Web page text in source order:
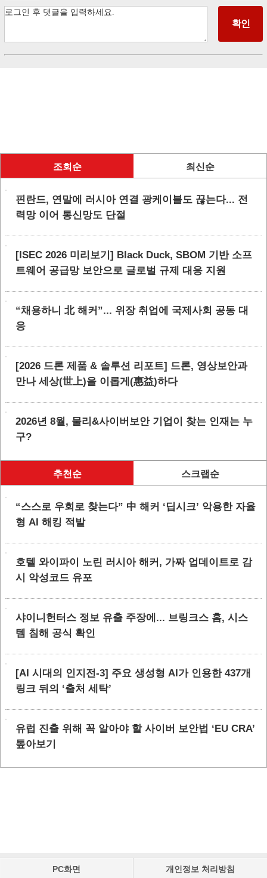
조회순 최신순
핀란드, 연말에 러시아 연결 광케이블도 끊는다... 전
력망 이어 통신망도 단절
[ISEC 2026 미리보기] Black Duck, SBOM 기반 소프
트웨어 공급망 보안으로 글로벌 규제 대응 지원
“채용하니 北 해커”... 위장 취업에 국제사회 공동 대
응
[2026 드론 제품 & 솔루션 리포트] 드론, 영상보안과
만나 세상(世上)을 이롭게(惠益)하다
2026년 8월, 물리&사이버보안 기업이 찾는 인재는 누
구?
추천순 스크랩순
“스스로 우회로 찾는다” 中 해커 ‘딥시크’ 악용한 자율
형 AI 해킹 적발
호텔 와이파이 노린 러시아 해커, 가짜 업데이트로 감
시 악성코드 유포
샤이니헌터스 정보 유출 주장에... 브링크스 홈, 시스
템 침해 공식 확인
[AI 시대의 인지전-3] 주요 생성형 AI가 인용한 437개
링크 뒤의 ‘출처 세탁’
유럽 진출 위해 꼭 알아야 할 사이버 보안법 ‘EU CRA’
톺아보기
PC화면 개인정보 처리방침